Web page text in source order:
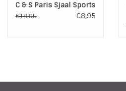
Charmin*s
C & S Paris Sjaal Sports
€18,95 €8,95